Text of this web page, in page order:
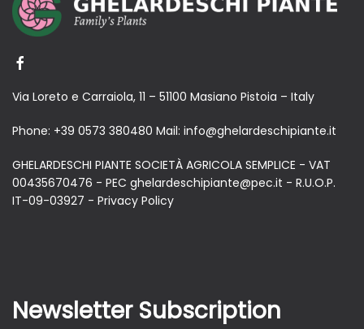
Via Loreto e Carraiola, 11 – 51100 Masiano Pistoia – Italy
Phone: +39 0573 380480 Mail: info@ghelardeschipiante.it
GHELARDESCHI PIANTE SOCIETÀ AGRICOLA SEMPLICE - VAT
00435670476 - PEC ghelardeschipiante@pec.it - R.U.O.P.
IT-09-03927 - Privacy Policy
Newsletter Subscription